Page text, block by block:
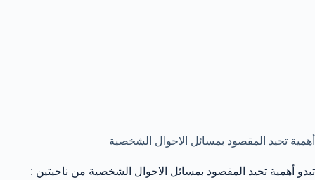
أهمية تحيد المقصود بمسائل الاحوال الشخصية
تبدو أهمية تحيد المقصود بمسائل الاحوال الشخصية من ناحيتين :